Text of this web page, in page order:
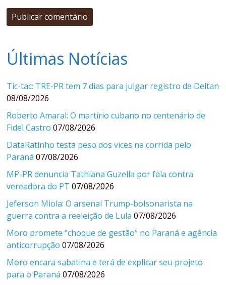
Últimas Notícias
Tic-tac: TRE-PR tem 7 dias para julgar registro de Deltan
08/08/2026
Roberto Amaral: O martírio cubano no centenário de
Fidel Castro 07/08/2026
DataRatinho testa peso dos vices na corrida pelo
Paraná 07/08/2026
MP-PR denuncia Tathiana Guzella por fala contra
vereadora do PT 07/08/2026
Jeferson Miola: O arsenal Trump-bolsonarista na
guerra contra a reeleição de Lula 07/08/2026
Moro promete “choque de gestão” no Paraná e agência
anticorrupção 07/08/2026
Moro encara sabatina e terá de explicar seu projeto
para o Paraná 07/08/2026